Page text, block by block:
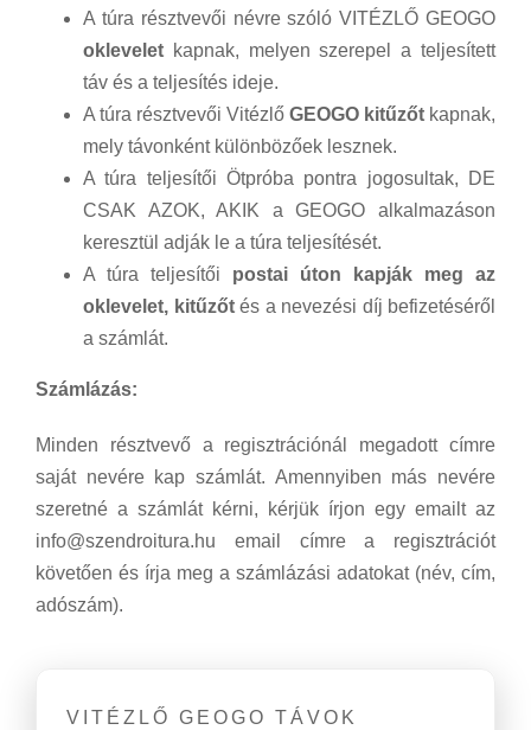
A túra résztvevői névre szóló VITÉZLŐ GEOGO
oklevelet kapnak, melyen szerepel a teljesített
táv és a teljesítés ideje.
A túra résztvevői Vitézlő GEOGO kitűzőt kapnak,
mely távonként különbözőek lesznek.
A túra teljesítői Ötpróba pontra jogosultak, DE
CSAK AZOK, AKIK a GEOGO alkalmazáson
keresztül adják le a túra teljesítését.
A túra teljesítői postai úton kapják meg az
oklevelet, kitűzőtés a nevezési díj befizetéséről
a számlát.
Számlázás:
Minden résztvevő a regisztrációnál megadott címre
saját nevére kap számlát. Amennyiben más nevére
szeretné a számlát kérni, kérjük írjon egy emailt az
info@szendroitura.hu email címre a regisztrációt
követően és írja meg a számlázási adatokat (név, cím,
adószám).
VITÉZLŐ GEOGO TÁVOK